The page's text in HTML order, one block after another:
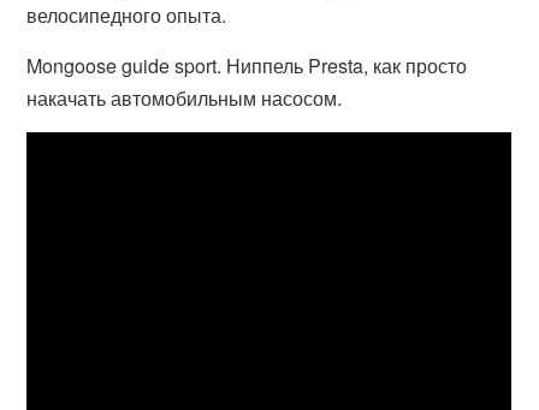
велосипедного опыта.
Mongoose guide sport. Ниппель Presta, как просто
накачать автомобильным насосом.